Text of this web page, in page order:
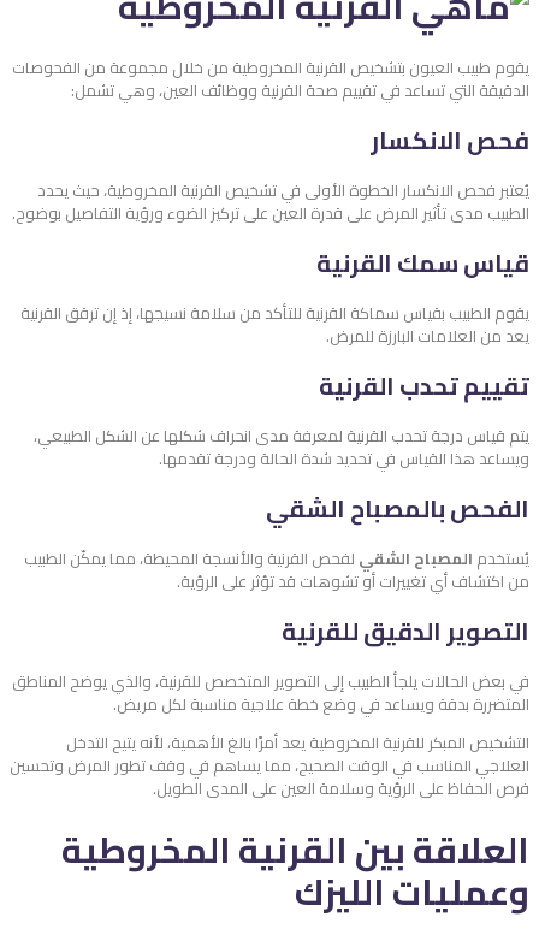
يقوم طبيب العيون بتشخيص القرنية المخروطية من خلال مجموعة من الفحوصات
الدقيقة التي تساعد في تقييم صحة القرنية ووظائف العين، وهي تشمل:
فحص الانكسار
يُعتبر فحص الانكسار الخطوة الأولى في تشخيص القرنية المخروطية، حيث يحدد
الطبيب مدى تأثير المرض على قدرة العين على تركيز الضوء ورؤية التفاصيل بوضوح.
قياس سمك القرنية
يقوم الطبيب بقياس سماكة القرنية للتأكد من سلامة نسيجها، إذ إن ترقق القرنية
يعد من العلامات البارزة للمرض.
تقييم تحدب القرنية
يتم قياس درجة تحدب القرنية لمعرفة مدى انحراف شكلها عن الشكل الطبيعي،
ويساعد هذا القياس في تحديد شدة الحالة ودرجة تقدمها.
الفحص بالمصباح الشقي
يُستخدم المصباح الشقي لفحص القرنية والأنسجة المحيطة، مما يمكّن الطبيب
من اكتشاف أي تغييرات أو تشوهات قد تؤثر على الرؤية.
التصوير الدقيق للقرنية
في بعض الحالات يلجأ الطبيب إلى التصوير المتخصص للقرنية، والذي يوضح المناطق
المتضررة بدقة ويساعد في وضع خطة علاجية مناسبة لكل مريض.
التشخيص المبكر للقرنية المخروطية يعد أمرًا بالغ الأهمية، لأنه يتيح التدخل
العلاجي المناسب في الوقت الصحيح، مما يساهم في وقف تطور المرض وتحسين
فرص الحفاظ على الرؤية وسلامة العين على المدى الطويل.
العلاقة بين القرنية المخروطية
وعمليات الليزك